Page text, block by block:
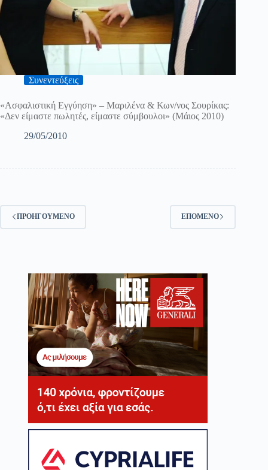
Συνεντεύξεις
«Ασφαλιστική Εγγύηση» – Mαριλένα & Κων/νος Σουρίκας:
«Δεν είμαστε πωλητές, είμαστε σύμβουλοι» (Μάιος 2010)
29/05/2010
ΠΡΟΗΓΟΎΜΕΝΟ ΕΠΌΜΕΝΟ